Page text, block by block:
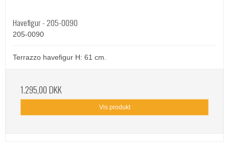
Havefigur - 205-0090
205-0090
Terrazzo havefigur H: 61 cm.
1.295,00 DKK
Vis produkt